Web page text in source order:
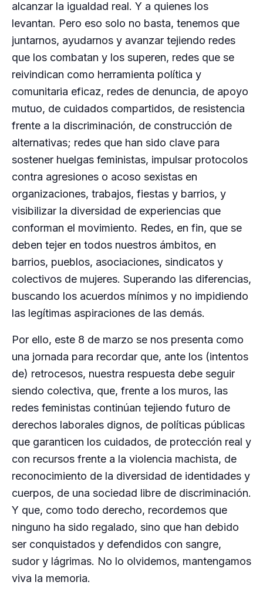
alcanzar la igualdad real. Y a quienes los
levantan. Pero eso solo no basta, tenemos que
juntarnos, ayudarnos y avanzar tejiendo redes
que los combatan y los superen, redes que se
reivindican como herramienta política y
comunitaria eficaz, redes de denuncia, de apoyo
mutuo, de cuidados compartidos, de resistencia
frente a la discriminación, de construcción de
alternativas; redes que han sido clave para
sostener huelgas feministas, impulsar protocolos
contra agresiones o acoso sexistas en
organizaciones, trabajos, fiestas y barrios, y
visibilizar la diversidad de experiencias que
conforman el movimiento. Redes, en fin, que se
deben tejer en todos nuestros ámbitos, en
barrios, pueblos, asociaciones, sindicatos y
colectivos de mujeres. Superando las diferencias,
buscando los acuerdos mínimos y no impidiendo
las legítimas aspiraciones de las demás.
Por ello, este 8 de marzo se nos presenta como
una jornada para recordar que, ante los (intentos
de) retrocesos, nuestra respuesta debe seguir
siendo colectiva, que, frente a los muros, las
redes feministas continúan tejiendo futuro de
derechos laborales dignos, de políticas públicas
que garanticen los cuidados, de protección real y
con recursos frente a la violencia machista, de
reconocimiento de la diversidad de identidades y
cuerpos, de una sociedad libre de discriminación.
Y que, como todo derecho, recordemos que
ninguno ha sido regalado, sino que han debido
ser conquistados y defendidos con sangre,
sudor y lágrimas. No lo olvidemos, mantengamos
viva la memoria.